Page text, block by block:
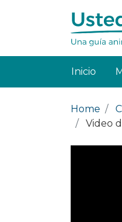
Inicio
Home
Video